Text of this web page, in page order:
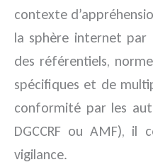
contexte
la sphère internet
des référentiels,
spécifiques et de
conformité par les
DGCCRF ou AMF), il
vigilance.